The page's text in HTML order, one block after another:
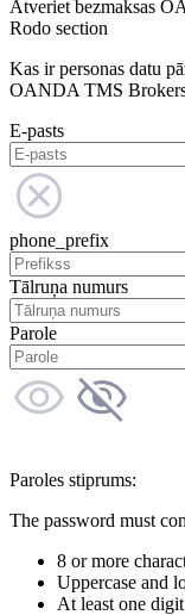
Atveriet bezmaksas
Rodo section
Kas ir personas datu
OANDA TMS
E-pasts
phone_prefix
Tālruņa numurs
Parole
Paroles stiprums:
The password must
8 or more
Uppercase and
At least one